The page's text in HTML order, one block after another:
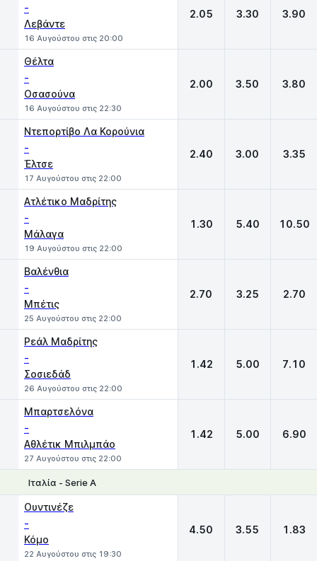
-
Λεβάντε
16 Αυγούστου στις 20:00
2.05 3.30 3.90
Θέλτα
-
Οσασούνα
16 Αυγούστου στις 22:30
2.00 3.50 3.80
Ντεπορτίβο Λα Κορούνια
-
Έλτσε
17 Αυγούστου στις 22:00
2.40 3.00 3.35
Ατλέτικο Μαδρίτης
-
Μάλαγα
19 Αυγούστου στις 22:00
1.30 5.40 10.50
Βαλένθια
-
Μπέτις
25 Αυγούστου στις 22:00
2.70 3.25 2.70
Ρεάλ Μαδρίτης
-
Σοσιεδάδ
26 Αυγούστου στις 22:00
1.42 5.00 7.10
Μπαρτσελόνα
-
Αθλέτικ Μπιλμπάο
27 Αυγούστου στις 22:00
1.42 5.00 6.90
Ιταλία - Serie A
Ουντινέζε
-
Κόμο
22 Αυγούστου στις 19:30
4.50 3.55 1.83